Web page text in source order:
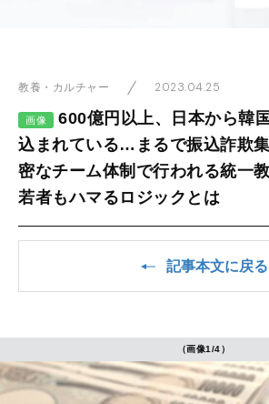
教養・カルチャー 2023.04.25
画像
600億円以上、日本から韓
込まれている…まるで振込詐欺
密なチーム体制で行われる統一
若者もハマるロジックとは
記事本文に戻る
（画像1/4）